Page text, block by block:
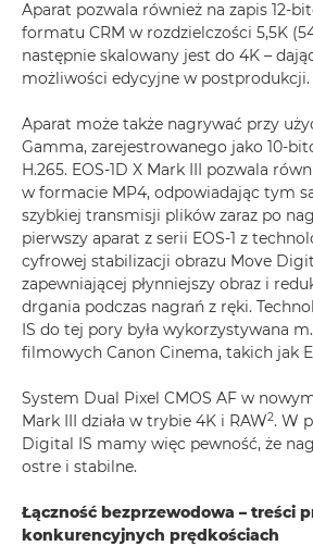
Aparat pozwala również na zapis 12-
formatu CRM w rozdzielczości 5,5K
następnie skalowany jest do 4K –
możliwości edycyjne w postprodukcji.
Aparat może także nagrywać przy
Gamma, zarejestrowanego jako 10-
H.265. EOS-1D X Mark III pozwala
w formacie MP4, odpowiadając tym
szybkiej transmisji plików zaraz po
pierwszy aparat z serii EOS-1 z
cyfrowej stabilizacji obrazu Move
zapewniającej płynniejszy obraz i
drgania podczas nagrań z ręki.
IS do tej pory była wykorzystywana
filmowych Canon Cinema, takich jak
System Dual Pixel CMOS AF w
Mark III działa w trybie 4K i RAW2. W
Digital IS mamy więc pewność, że
ostre i stabilne.
Łączność bezprzewodowa – treści
konkurencyjnych prędkościach